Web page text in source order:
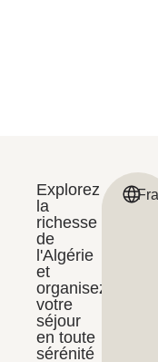
Explorez
la
richesse
de
l'Algérie
et
organisez
votre
séjour
en toute
sérénité